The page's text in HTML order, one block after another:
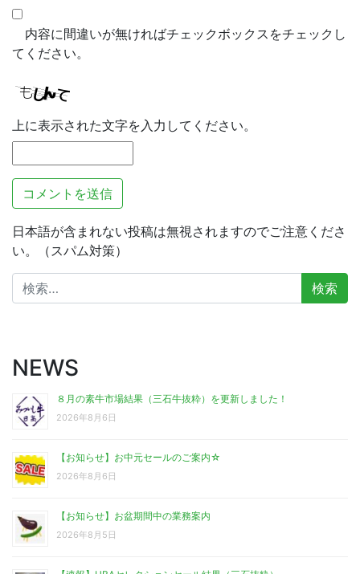
内容に間違いが無ければチェックボックスをチェックし
てください。
上に表示された文字を入力してください。
日本語が含まれない投稿は無視されますのでご注意くださ
い。（スパム対策）
検
索:
NEWS
８月の素牛市場結果（三石牛抜粋）を更新しました！
2026年8月6日
【お知らせ】お中元セールのご案内☆
2026年8月6日
【お知らせ】お盆期間中の業務案内
2026年8月5日